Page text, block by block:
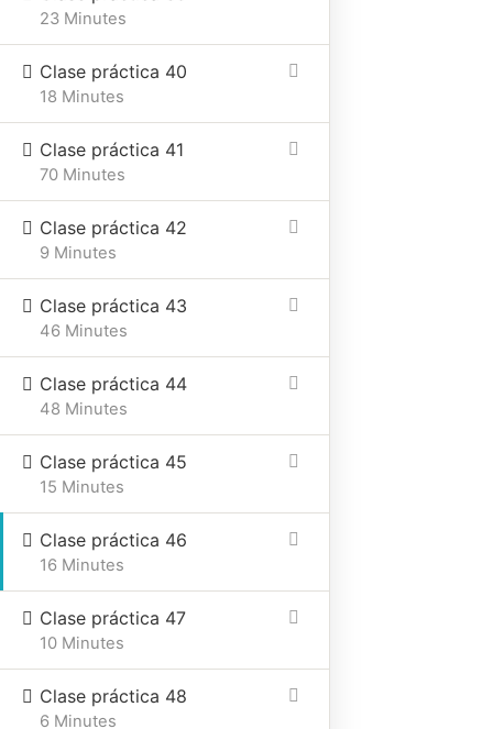
23 Minutes
Clase práctica 40
18 Minutes
Clase práctica 41
70 Minutes
Clase práctica 42
9 Minutes
Clase práctica 43
46 Minutes
Clase práctica 44
48 Minutes
Clase práctica 45
15 Minutes
Clase práctica 46
16 Minutes
Clase práctica 47
10 Minutes
Clase práctica 48
6 Minutes